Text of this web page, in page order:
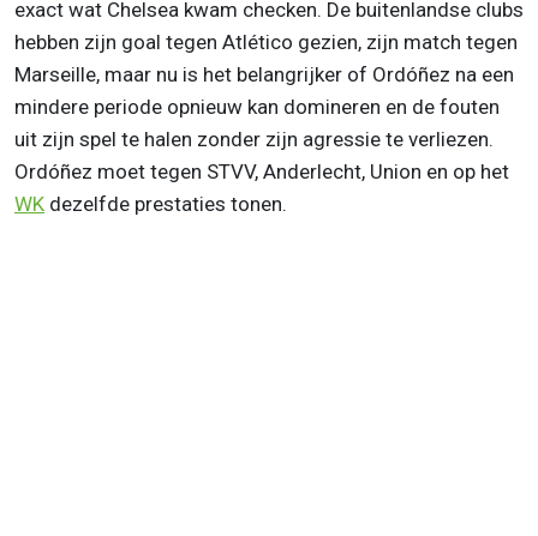
exact wat Chelsea kwam checken. De buitenlandse clubs
hebben zijn goal tegen Atlético gezien, zijn match tegen
Marseille, maar nu is het belangrijker of Ordóñez na een
mindere periode opnieuw kan domineren en de fouten
uit zijn spel te halen zonder zijn agressie te verliezen.
Ordóñez moet tegen STVV, Anderlecht, Union en op het
WK dezelfde prestaties tonen.